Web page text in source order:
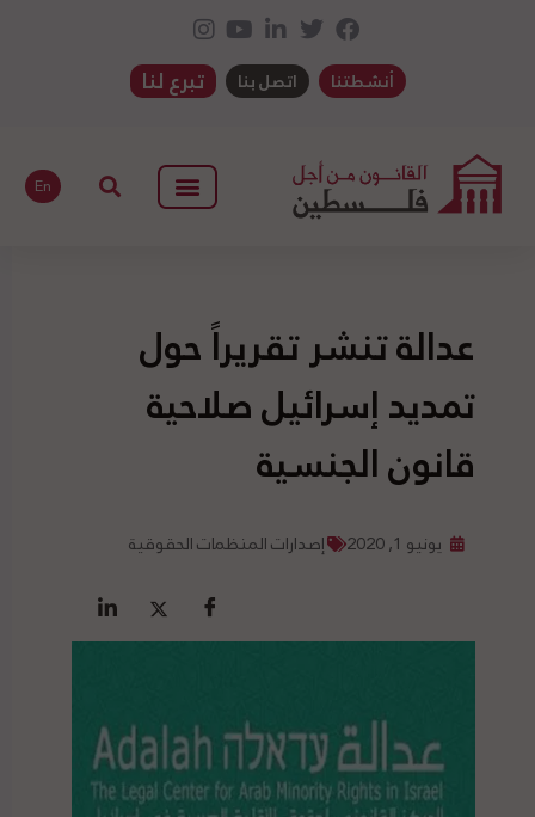
أنشطتنا اتصل بنا تبرع لنا
En
عدالة تنشر تقريراً حول
تمديد إسرائيل صلاحية
قانون الجنسية
يونيو 1, 2020 إصدارات المنظمات الحقوقية